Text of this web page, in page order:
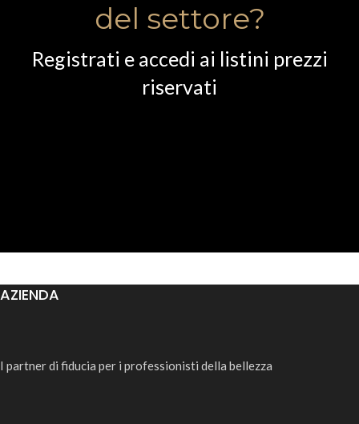
del settore?
Registrati e accedi ai listini prezzi
riservati
AZIENDA
I partner di fiducia per i professionisti della bellezza